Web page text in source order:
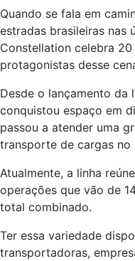
Quando se fala em
estradas brasileiras nas
Constellation celebra
protagonistas desse
Desde o lançamento da
conquistou espaço em
passou a atender uma
transporte de cargas no
Atualmente, a linha
operações que vão de
total combinado.
Ter essa variedade
transportadoras,